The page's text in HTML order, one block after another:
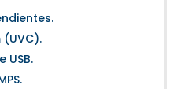
(UVC).
USB.